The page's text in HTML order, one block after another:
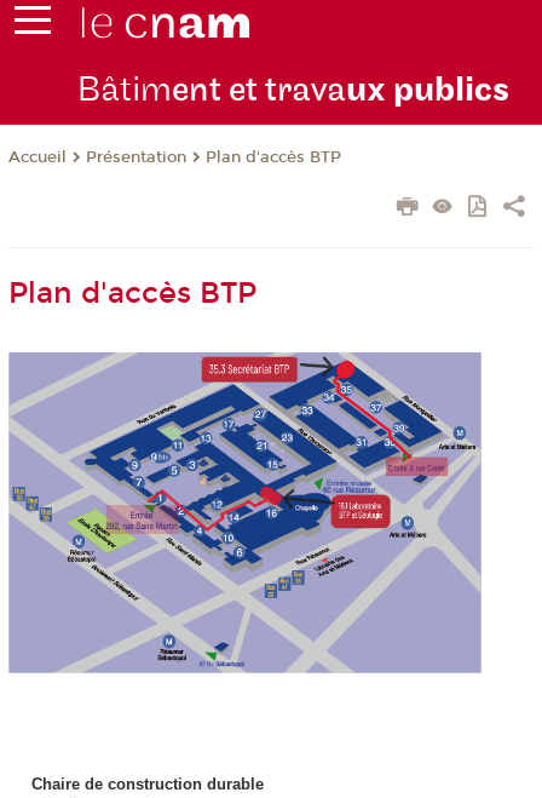
Bâtiment et travaux publics
Accueil Présentation Plan d'accès BTP
Plan d'accès BTP
Chaire de construction durable